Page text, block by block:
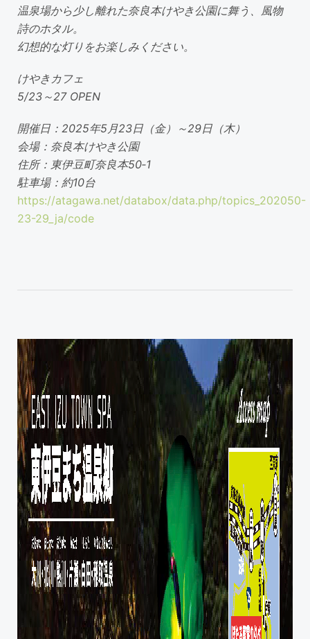
温泉場から少し離れた奈良本けやき公園に舞う、風物
詩のホタル。
幻想的な灯りをお楽しみください。
けやきカフェ
5/23～27 OPEN
開催日：2025年5月23日（金）～29日（木）
会場：奈良本けやき公園
住所：東伊豆町奈良本50‐1
駐車場：約10台
https://atagawa.net/databox/data.php/topics_202050-
23-29_ja/code